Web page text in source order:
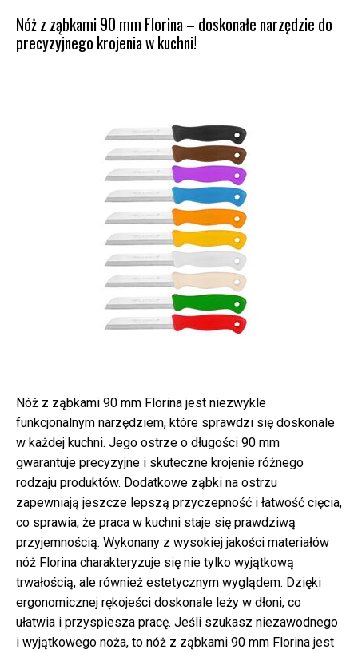
Nóż z ząbkami 90 mm Florina – doskonałe narzędzie do
precyzyjnego krojenia w kuchni!
Nóż z ząbkami 90 mm Florina jest niezwykle
funkcjonalnym narzędziem, które sprawdzi się doskonale
w każdej kuchni. Jego ostrze o długości 90 mm
gwarantuje precyzyjne i skuteczne krojenie różnego
rodzaju produktów. Dodatkowe ząbki na ostrzu
zapewniają jeszcze lepszą przyczepność i łatwość cięcia,
co sprawia, że praca w kuchni staje się prawdziwą
przyjemnością. Wykonany z wysokiej jakości materiałów
nóż Florina charakteryzuje się nie tylko wyjątkową
trwałością, ale również estetycznym wyglądem. Dzięki
ergonomicznej rękojeści doskonale leży w dłoni, co
ułatwia i przyspiesza pracę. Jeśli szukasz niezawodnego
i wyjątkowego noża, to nóż z ząbkami 90 mm Florina jest